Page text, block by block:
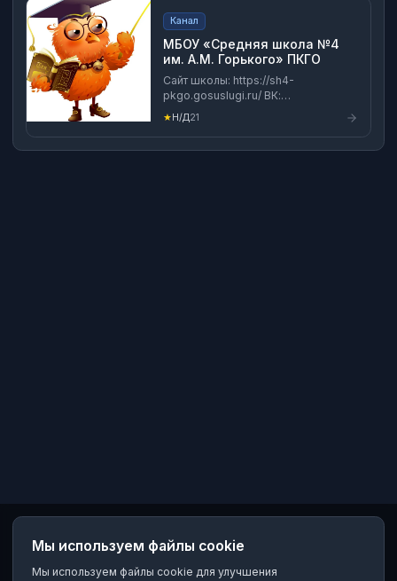
Канал
МБОУ «Средняя школа №4
им. А.М. Горького» ПКГО
Сайт школы: https://sh4-
pkgo.gosuslugi.ru/ ВК:
https://vk.com/club217298187
Адрес: г. Петропавловск-
Камчатский, ул. Партизанская, 8а
Телефоны: +7(4152)42-48-01
★Н/Д21
Мы используем файлы cookie
Мы используем файлы cookie для улучшения